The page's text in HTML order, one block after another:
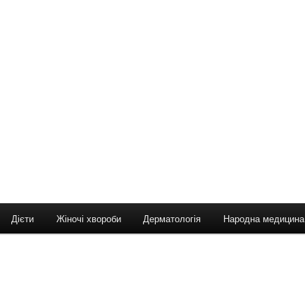
Дієти Жіночі хвороби Дерматологія Народна медицина